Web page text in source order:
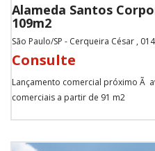
Alameda Santos
109m2
São Paulo/SP - Cerqueira César ,
Consulte
Lançamento comercial próximo Ã
comerciais a partir de 91 m2